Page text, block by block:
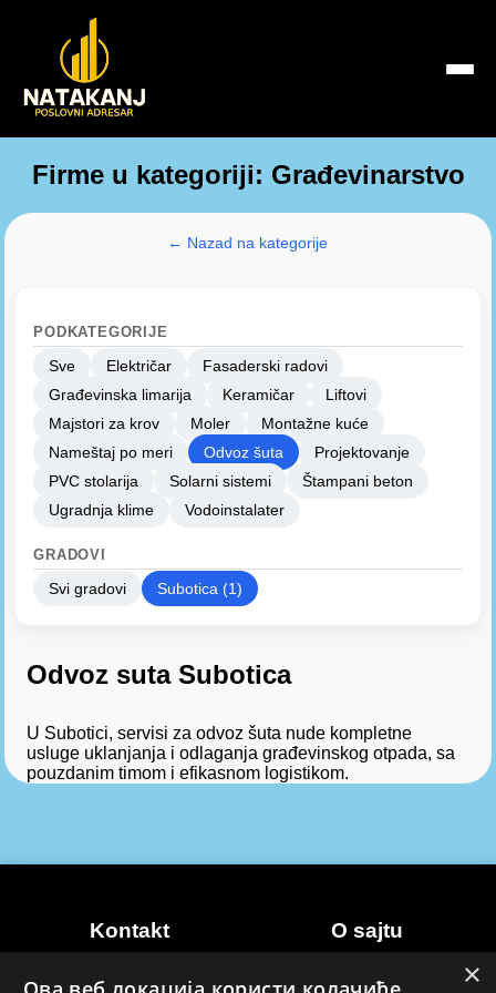
Firme u kategoriji: Građevinarstvo
← Nazad na kategorije
PODKATEGORIJE
Sve Električar
Fasaderski radovi
Građevinska limarija
Keramičar
Liftovi
Majstori za krov
Moler
Montažne kuće
Nameštaj po meri
Odvoz šuta
Projektovanje
PVC stolarija
Solarni sistemi
Štampani beton
Ugradnja klime
Vodoinstalater
GRADOVI
Svi gradovi Subotica (1)
Odvoz suta Subotica
U Subotici, servisi za odvoz šuta nude kompletne
usluge uklanjanja i odlaganja građevinskog otpada, sa
pouzdanim timom i efikasnom logistikom.
Kontakt O sajtu
×